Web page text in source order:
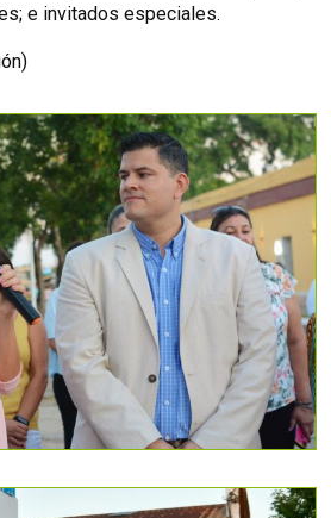
e invitados especiales.